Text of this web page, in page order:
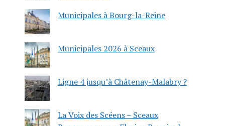
Municipales à Bourg-la-Reine
Municipales 2026 à Sceaux
Ligne 4 jusqu’à Châtenay-Malabry ?
La Voix des Scéens – Sceaux